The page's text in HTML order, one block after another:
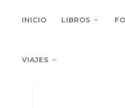
INICIO LIBROS
VIAJES